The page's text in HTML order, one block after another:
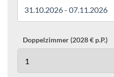
31.10.2026 - 07.11.2026
Doppelzimmer (2028 € p.P.)